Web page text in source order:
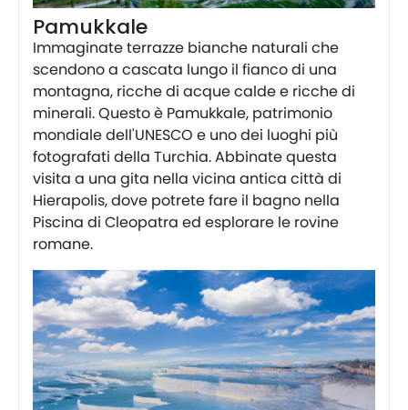
Pamukkale
Immaginate terrazze bianche naturali che
scendono a cascata lungo il fianco di una
montagna, ricche di acque calde e ricche di
minerali. Questo è Pamukkale, patrimonio
mondiale dell'UNESCO e uno dei luoghi più
fotografati della Turchia. Abbinate questa
visita a una gita nella vicina antica città di
Hierapolis, dove potrete fare il bagno nella
Piscina di Cleopatra ed esplorare le rovine
romane.